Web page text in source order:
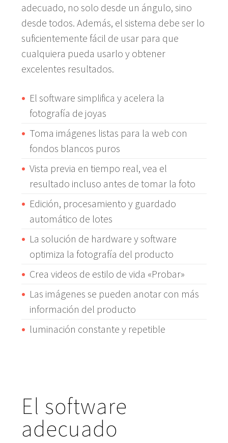
adecuado, no solo desde un ángulo, sino
desde todos. Además, el sistema debe ser lo
suficientemente fácil de usar para que
cualquiera pueda usarlo y obtener
excelentes resultados.
El software simplifica y acelera la
fotografía de joyas
Toma imágenes listas para la web con
fondos blancos puros
Vista previa en tiempo real, vea el
resultado incluso antes de tomar la foto
Edición, procesamiento y guardado
automático de lotes
La solución de hardware y software
optimiza la fotografía del producto
Crea videos de estilo de vida «Probar»
Las imágenes se pueden anotar con más
información del producto
luminación constante y repetible
El software
adecuado